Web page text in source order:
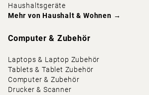
Haushaltsgeräte
Mehr von Haushalt & Wohnen →
Computer & Zubehör
Laptops & Laptop Zubehör
Tablets & Tablet Zubehör
Computer & Zubehör
Drucker & Scanner